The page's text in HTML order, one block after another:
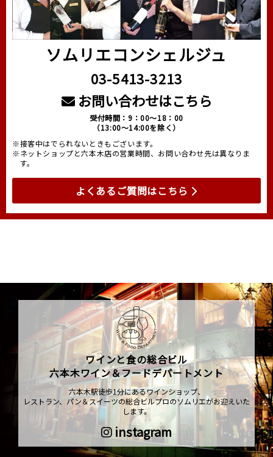
ソムリエコンシェルジュ
03-5413-3213
お問い合わせはこちら
受付時間：9：00～18：00
（13:00～14:00を除く）
※接客中はでられないときもございます。
※ネットショップと六本木店の営業時間、お問い合わせ先は異なりま
す。
よくあるご質問はこちら
ワインと食の総合ビル
六本木ワイン＆フードデパートメント
六本木駅徒歩1分にあるワインショップ、
レストラン、パン＆スイーツの総合ビルプロのソムリエがお迎えいた
します。
instagram